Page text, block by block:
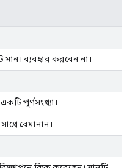
মান। ব্যবহার করবেন না।
পূর্ণসংখ্যা।
সাথে বেমানান।